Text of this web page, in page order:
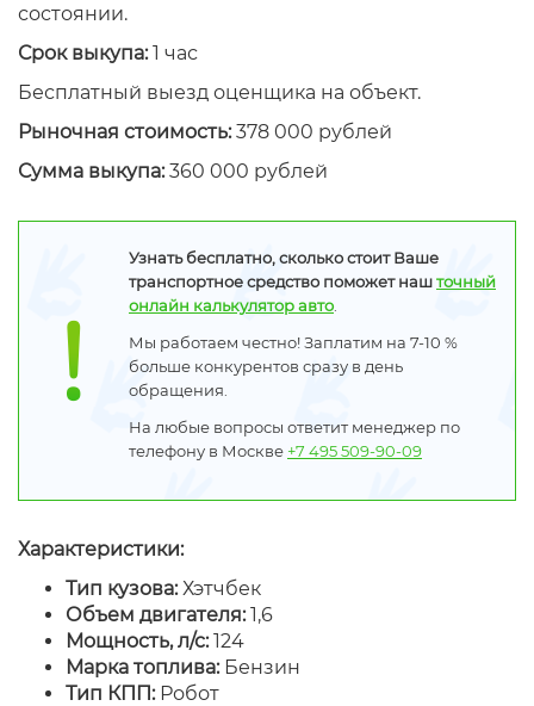
состоянии.
Срок выкупа:1 час
Бесплатный выезд оценщика на объект.
Рыночная стоимость:378 000 рублей
Сумма выкупа:360 000 рублей
Узнать бесплатно, сколько стоит Ваше
транспортное средство поможет нашточный
онлайн калькулятор авто
Мы работаем честно! Заплатим на 7-10 %
больше конкурентов сразу в день
обращения.
На любые вопросы ответит менеджер по
телефону в Москве +7 495 509-90-09
Характеристики:
Тип кузова:Хэтчбек
Объем двигателя:1,6
Мощность, л/с:124
Марка топлива:Бензин
Тип КПП:Робот